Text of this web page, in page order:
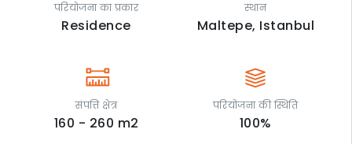
परियोजना का प्रकार
Residence
स्थान
Maltepe, Istanbul
संपत्ति क्षेत्र
160 - 260 m2
परियोजना की स्थिति
100%